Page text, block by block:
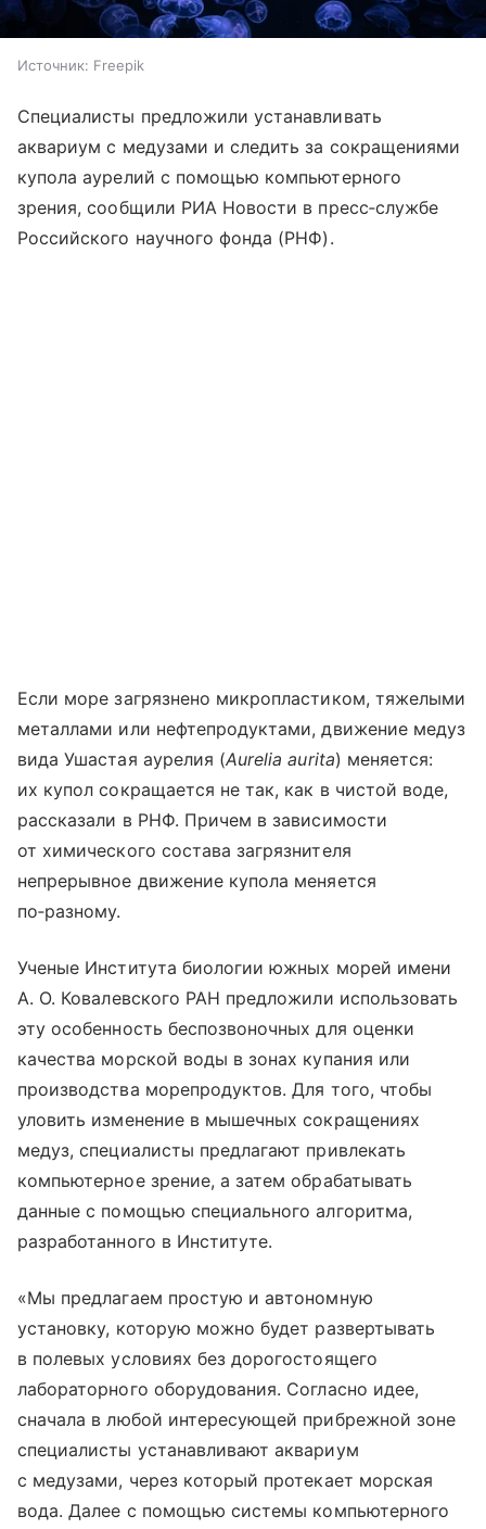
Источник: Freepik
Специалисты предложили устанавливать
аквариум с медузами и следить за сокращениями
купола аурелий с помощью компьютерного
зрения, сообщили РИА Новости в пресс‑службе
Российского научного фонда (РНФ).
Если море загрязнено микропластиком, тяжелыми
металлами или нефтепродуктами, движение медуз
вида Ушастая аурелия (Aurelia aurita) меняется:
их купол сокращается не так, как в чистой воде,
рассказали в РНФ. Причем в зависимости
от химического состава загрязнителя
непрерывное движение купола меняется
по‑разному.
Ученые Института биологии южных морей имени
А. О. Ковалевского РАН предложили использовать
эту особенность беспозвоночных для оценки
качества морской воды в зонах купания или
производства морепродуктов. Для того, чтобы
уловить изменение в мышечных сокращениях
медуз, специалисты предлагают привлекать
компьютерное зрение, а затем обрабатывать
данные с помощью специального алгоритма,
разработанного в Институте.
«Мы предлагаем простую и автономную
установку, которую можно будет развертывать
в полевых условиях без дорогостоящего
лабораторного оборудования. Согласно идее,
сначала в любой интересующей прибрежной зоне
специалисты устанавливают аквариум
с медузами, через который протекает морская
вода. Далее с помощью системы компьютерного